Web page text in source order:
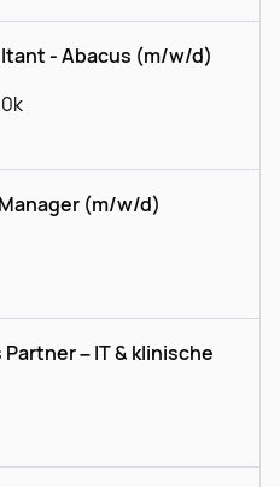
- Abacus (m/w/d)
(m/w/d)
– IT & klinische